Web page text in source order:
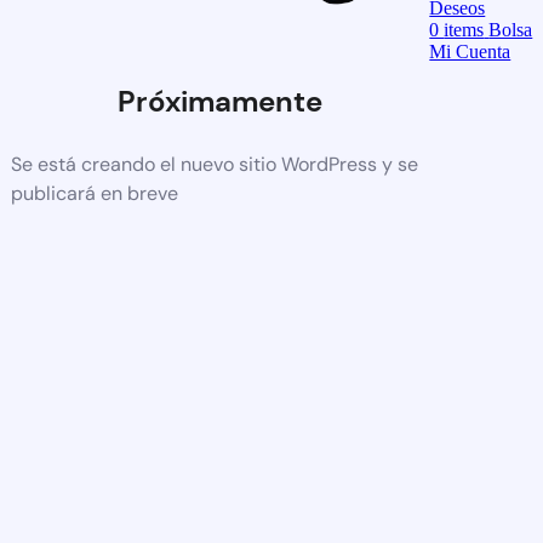
Próximamente
Se está creando el nuevo sitio WordPress y se
publicará en breve
Deseos
0items Bolsa
Mi Cuenta